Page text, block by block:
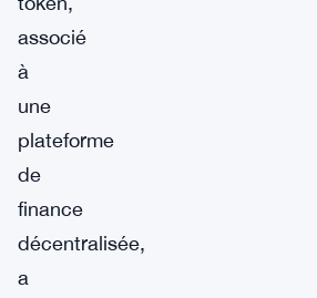
associé
à
une
plateforme
de
finance
décentralisée,
a